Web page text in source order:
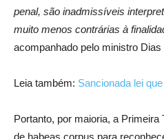
penal, são inadmissíveis
muito menos contrárias à
acompanhado pelo ministro Dias
Leia também: Sancionada lei
Portanto, por maioria, a Primeira
de habeas corpus para